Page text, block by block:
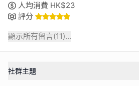
人均消費 HK$23
評分
顯示所有留言(11)...
社群主題